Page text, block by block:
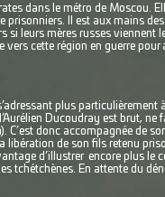
dans le métro de Moscou.
Il est aux mains
si leurs mères russes viennent
cette région en guerre pour
plus particulièrement
Ducoudray est brut,
donc accompagnée de
libération de son fils retenu
d’illustrer encore plus le
tchétchènes. En attente du